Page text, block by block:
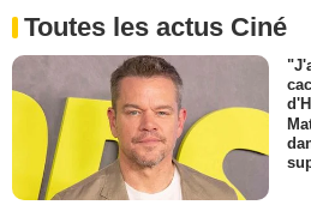
Toutes les actus Ciné